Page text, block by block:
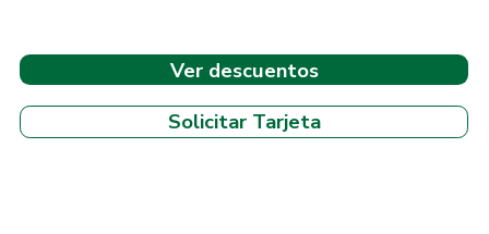
Ver descuentos
Solicitar Tarjeta